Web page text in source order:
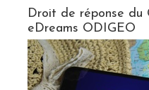
Droit de réponse du
eDreams ODIGEO